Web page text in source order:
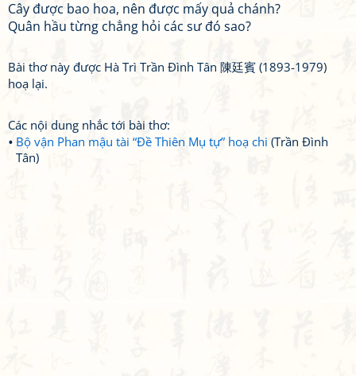
Cây được bao hoa, nên được mấy quả chánh?
Quân hầu từng chẳng hỏi các sư đó sao?
Bài thơ này được Hà Trì Trần Đình Tân 陳廷賓 (1893-1979)
hoạ lại.
Các nội dung nhắc tới bài thơ:
Bộ vận Phan mậu tài “Đề Thiên Mụ tự” hoạ chi (Trần Đình
Tân)